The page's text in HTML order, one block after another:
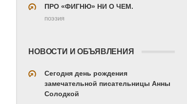
ПРО «ФИГНЮ» НИ О ЧЕМ.
поэзия
НОВОСТИ И ОБЪЯВЛЕНИЯ
Сегодня день рождения
замечательной писательницы Анны
Солодкой